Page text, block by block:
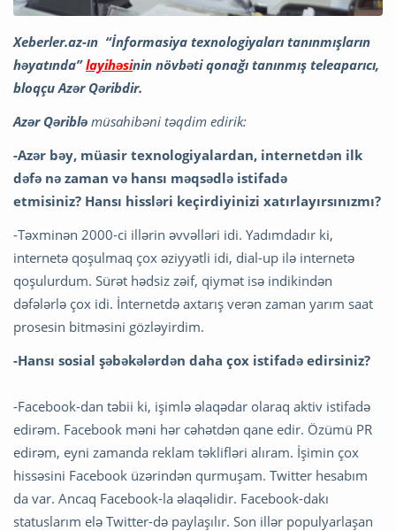
Xeberler.az-ın “İnformasiya texnologiyaları tanınmışların
həyatında”layihəsinin növbəti qonağı tanınmış teleaparıcı,
bloqçu Azər Qəribdir.
Azər Qəriblə müsahibəni təqdim edirik:
-Azər bəy, müasir texnologiyalardan, internetdən ilk
dəfə nə zaman və hansı məqsədlə istifadə
etmisiniz? Hansı hissləri keçirdiyinizi xatırlayırsınızmı?
-Təxminən 2000-ci illərin əvvəlləri idi. Yadımdadır ki,
internetə qoşulmaq çox əziyyətli idi, dial-up ilə internetə
qoşulurdum. Sürət hədsiz zəif, qiymət isə indikindən
dəfələrlə çox idi. İnternetdə axtarış verən zaman yarım saat
prosesin bitməsini gözləyirdim.
-Hansı sosial şəbəkələrdən daha çox istifadə edirsiniz?
-Facebook-dan təbii ki, işimlə əlaqədar olaraq aktiv istifadə
edirəm. Facebook məni hər cəhətdən qane edir. Özümü PR
edirəm, eyni zamanda reklam təklifləri alıram. İşimin çox
hissəsini Facebook üzərindən qurmuşam. Twitter hesabım
da var. Ancaq Facebook-la əlaqəlidir. Facebook-dakı
statuslarım elə Twitter-də paylaşılır. Son illər populyarlaşan